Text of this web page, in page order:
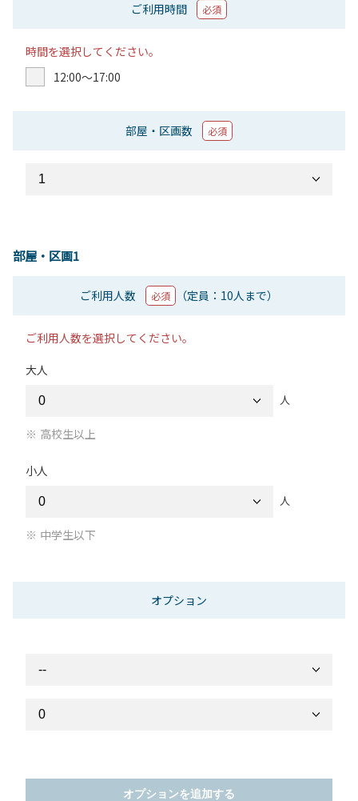
ご利用時間 必須
時間を選択してください。
12:00〜17:00
部屋・区画数 必須
部屋・区画1
ご利用人数 必須 （定員：10人まで）
ご利用人数を選択してください。
大人
人
高校生以上
小人
人
中学生以下
オプション
オプションを追加する